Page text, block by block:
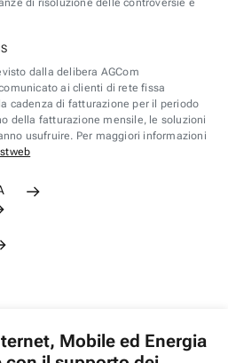
di risoluzione delle controversie è
dalla delibera AGCom
ai clienti di rete fissa
cadenza di fatturazione per il periodo
della fatturazione mensile, le soluzioni
usufruire. Per maggiori informazioni
Mobile ed Energia